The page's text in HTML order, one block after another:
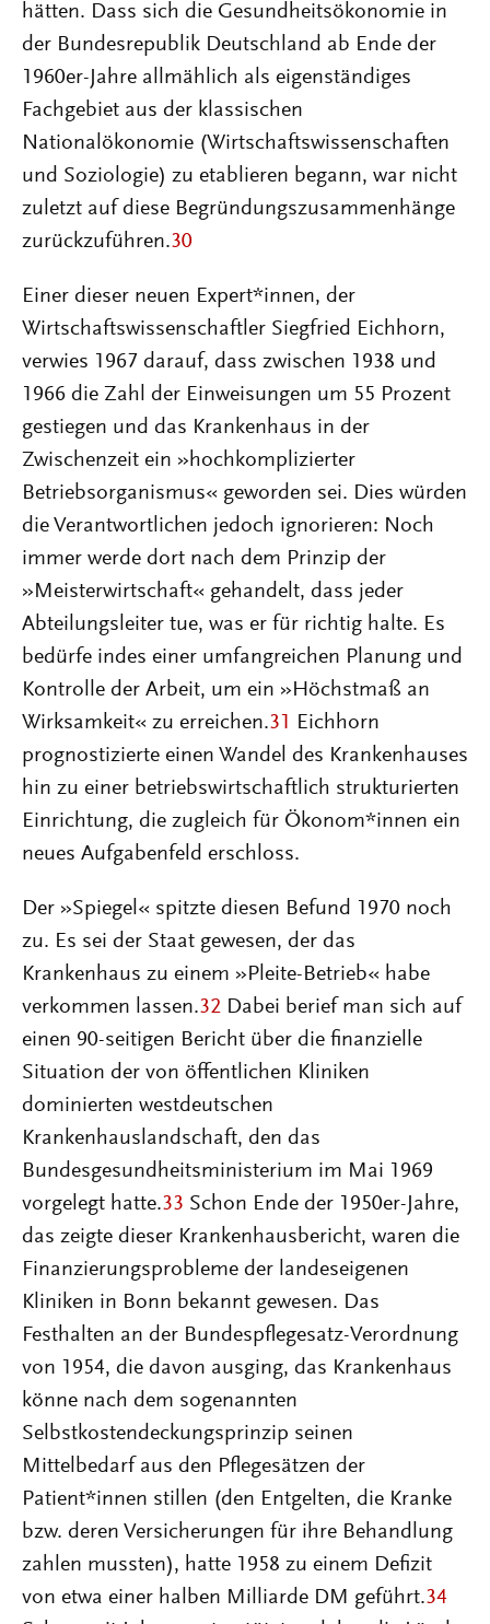
hätten. Dass sich die Gesundheitsökonomie in
der Bundesrepublik Deutschland ab Ende der
1960er-Jahre allmählich als eigenständiges
Fachgebiet aus der klassischen
Nationalökonomie (Wirtschaftswissenschaften
und Soziologie) zu etablieren begann, war nicht
zuletzt auf diese Begründungszusammenhänge
zurückzuführen.30
Einer dieser neuen Expert*innen, der
Wirtschaftswissenschaftler Siegfried Eichhorn,
verwies 1967 darauf, dass zwischen 1938 und
1966 die Zahl der Einweisungen um 55 Prozent
gestiegen und das Krankenhaus in der
Zwischenzeit ein »hochkomplizierter
Betriebsorganismus« geworden sei. Dies würden
die Verantwortlichen jedoch ignorieren: Noch
immer werde dort nach dem Prinzip der
»Meisterwirtschaft« gehandelt, dass jeder
Abteilungsleiter tue, was er für richtig halte. Es
bedürfe indes einer umfangreichen Planung und
Kontrolle der Arbeit, um ein »Höchstmaß an
Wirksamkeit« zu erreichen.31 Eichhorn
prognostizierte einen Wandel des Krankenhauses
hin zu einer betriebswirtschaftlich strukturierten
Einrichtung, die zugleich für Öko­nom*innen ein
neues Aufgabenfeld erschloss.
Der »Spiegel« spitzte diesen Befund 1970 noch
zu. Es sei der Staat gewesen, der das
Krankenhaus zu einem »Pleite-Betrieb« habe
verkommen lassen.32 Dabei berief man sich auf
einen 90-seitigen Bericht über die finanzielle
Situation der von öffentlichen Kliniken
dominierten westdeutschen
Krankenhauslandschaft, den das
Bundesgesundheitsministerium im Mai 1969
vorgelegt hatte.33 Schon Ende der 1950er-Jahre,
das zeigte dieser Krankenhausbericht, waren die
Finanzierungsprobleme der landeseigenen
Kliniken in Bonn bekannt gewesen. Das
Festhalten an der Bundespflegesatz-Verordnung
von 1954, die davon ausging, das Krankenhaus
könne nach dem sogenannten
Selbstkostendeckungsprinzip seinen
Mittelbedarf aus den Pflegesätzen der
Patient*innen stillen (den Entgelten, die Kranke
bzw. deren Versicherungen für ihre Behandlung
zahlen mussten), hatte 1958 zu einem Defizit
von etwa einer halben Milliarde DM geführt.34